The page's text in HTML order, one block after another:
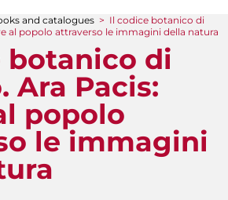
and catalogues > Il codice botanico di
al popolo attraverso le immagini della natura
botanico di
Ara Pacis:
popolo
le immagini